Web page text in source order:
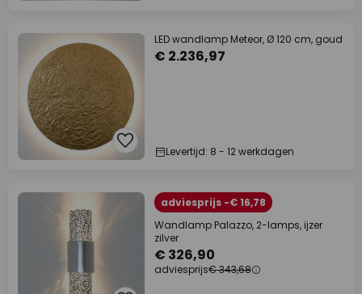
LED wandlamp Meteor, Ø 120 cm, goud
€ 2.236,97
Levertijd: 8 - 12 werkdagen
adviesprijs -€ 16,78
Wandlamp Palazzo, 2-lamps, ijzer
zilver
€ 326,90
adviesprijs€ 343,68